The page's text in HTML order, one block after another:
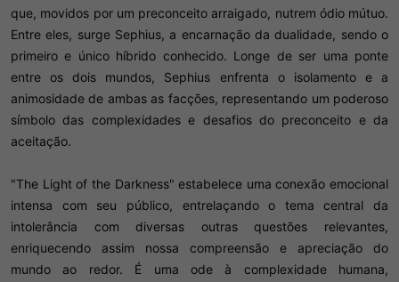
que, movidos por um preconceito arraigado, nutrem ódio mútuo.
Entre eles, surge Sephius, a encarnação da dualidade, sendo o
primeiro e único híbrido conhecido. Longe de ser uma ponte
entre os dois mundos, Sephius enfrenta o isolamento e a
animosidade de ambas as facções, representando um poderoso
símbolo das complexidades e desafios do preconceito e da
aceitação.
"The Light of the Darkness" estabelece uma conexão emocional
intensa com seu público, entrelaçando o tema central da
intolerância com diversas outras questões relevantes,
enriquecendo assim nossa compreensão e apreciação do
mundo ao redor. É uma ode à complexidade humana,